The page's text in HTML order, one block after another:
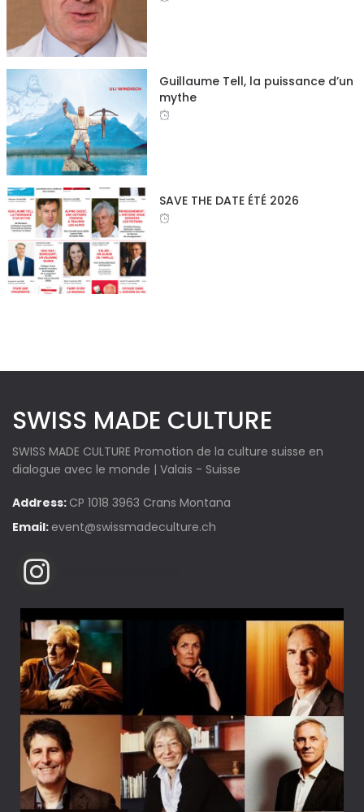
Guillaume Tell, la puissance d’un
mythe
SAVE THE DATE ÉTÉ 2026
SWISS MADE CULTURE
SWISS MADE CULTURE Promotion de la culture suisse en
dialogue avec le monde | Valais - Suisse
Address: CP 1018 3963 Crans Montana
Email: event@swissmadeculture.ch